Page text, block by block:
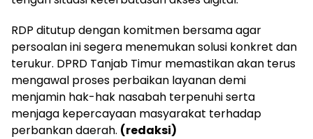
RDP ditutup dengan komitmen bersama agar
persoalan ini segera menemukan solusi konkret dan
terukur. DPRD Tanjab Timur memastikan akan terus
mengawal proses perbaikan layanan demi
menjamin hak-hak nasabah terpenuhi serta
menjaga kepercayaan masyarakat terhadap
perbankan daerah. (redaksi)